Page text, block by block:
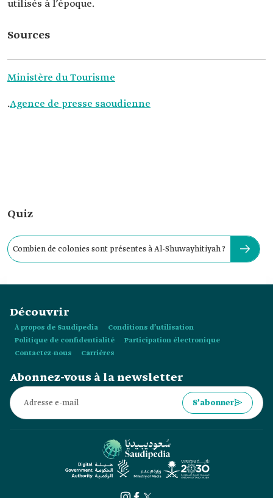
utilisés à l’époque.
Sources
Ministère du Tourisme
.Agence de presse saoudienne
Quiz
Combien de colonies sont présentes à Al-Shuwayhitiyah ?
Découvrir
À propos de Saudipedia
Conditions d’utilisation
Politique de confidentialité
Participation électronique
Contactez-nous
Carrières
Abonnez-vous à la newsletter
S’abonner